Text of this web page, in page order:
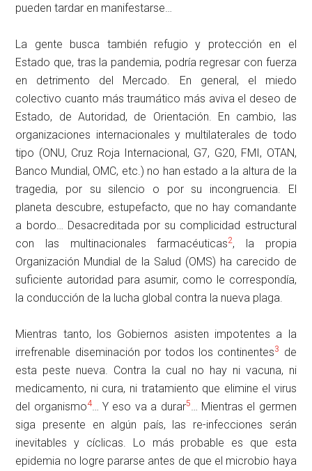
pueden tardar en manifestarse…
La gente busca también refugio y protección en el
Estado que, tras la pandemia, podría regresar con fuerza
en detrimento del Mercado. En general, el miedo
colectivo cuanto más traumático más aviva el deseo de
Estado, de Autoridad, de Orientación. En cambio, las
organizaciones internacionales y multilaterales de todo
tipo (ONU, Cruz Roja Internacional, G7, G20, FMI, OTAN,
Banco Mundial, OMC, etc.) no han estado a la altura de la
tragedia, por su silencio o por su incongruencia. El
planeta descubre, estupefacto, que no hay comandante
a bordo… Desacreditada por su complicidad estructural
con las multinacionales farmacéuticas2, la propia
Organización Mundial de la Salud (OMS) ha carecido de
suficiente autoridad para asumir, como le correspondía,
la conducción de la lucha global contra la nueva plaga.
Mientras tanto, los Gobiernos asisten impotentes a la
irrefrenable diseminación por todos los continentes3
de
esta peste nueva. Contra la cual no hay ni vacuna, ni
medicamento, ni cura, ni tratamiento que elimine el virus
del organismo4… Y eso va a durar5… Mientras el germen
siga presente en algún país, las re-infecciones serán
inevitables y cíclicas. Lo más probable es que esta
epidemia no logre pararse antes de que el microbio haya